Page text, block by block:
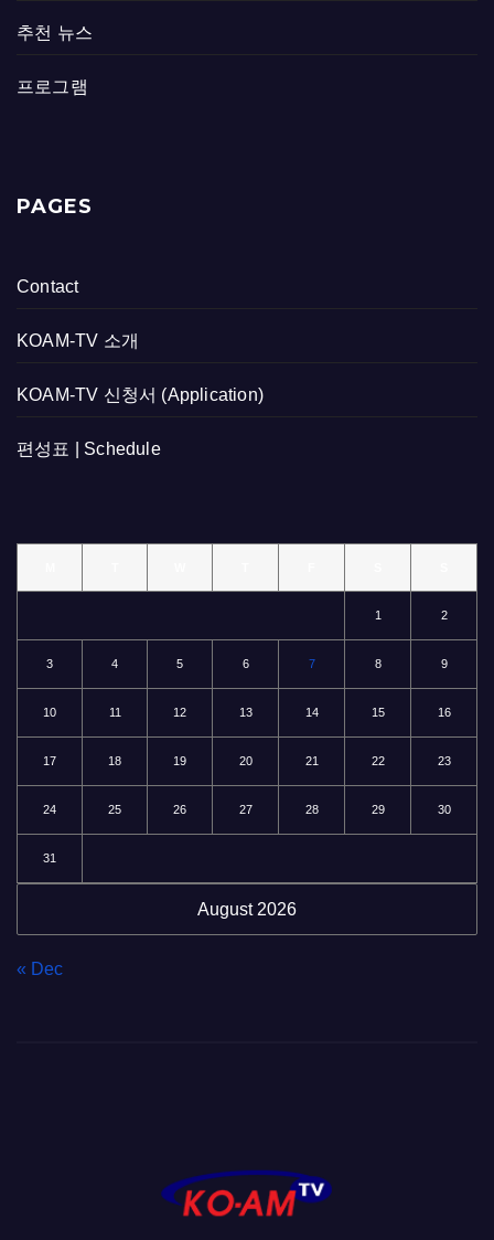
추천 뉴스
프로그램
PAGES
Contact
KOAM-TV 소개
KOAM-TV 신청서 (Application)
편성표 | Schedule
August 2026
1 2
3 4 5 6 7 8 9
10 11 12 13 14 15 16
17 18 19 20 21 22 23
24 25 26 27 28 29 30
31
« Dec